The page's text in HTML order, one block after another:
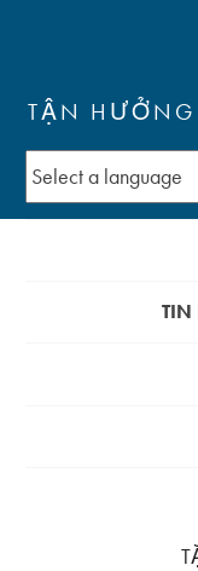
TẬN
TIN